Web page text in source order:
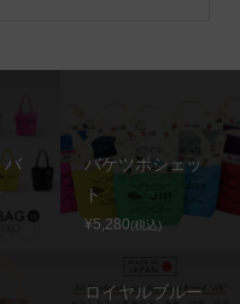
バ
バケツポシェッ
ト
¥5,280(税込)
ロイヤルブルー